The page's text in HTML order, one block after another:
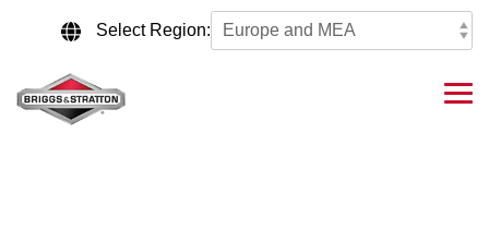
content.
Select Region: